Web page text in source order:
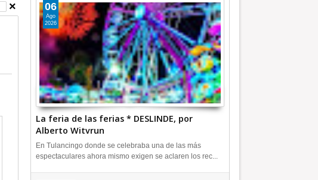
La feria de las ferias * DESLINDE, por
Alberto Witvrun
06
Ago
2026
En Tulancingo donde se celebraba una de las más
espectaculares ahora mismo exigen se aclaren los rec...